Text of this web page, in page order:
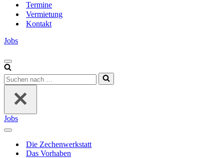
Termine
Vermietung
Kontakt
Jobs
Navigations-
Menü
Suchen
nach …
Jobs
Navigations-
Die Zechenwerkstatt
Das Vorhaben